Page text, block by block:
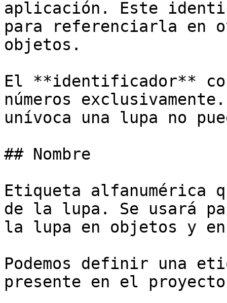
aplicación. Este
para referenciarla en
objetos.
El **identificador**
números
unívoca una lupa no
## Nombre
Etiqueta alfanumérica
de la lupa. Se usará
la lupa en objetos y
Podemos definir una
presente en el